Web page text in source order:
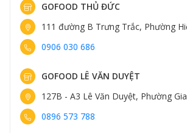
GOFOOD THỦ ĐỨC
111 đường B Trưng Trắc, Phường
0906 030 686
GOFOOD LÊ VĂN DUYỆT
127B - A3 Lê Văn Duyệt, Phường
0896 573 788